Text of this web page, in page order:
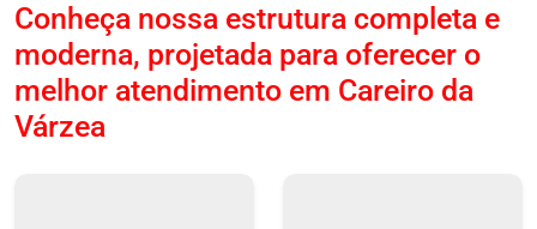
Conheça nossa estrutura completa e
moderna, projetada para oferecer o
melhor atendimento em Careiro da
Várzea